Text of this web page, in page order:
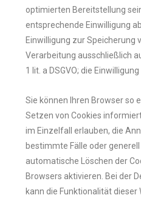
optimierten Bereitstellung
entsprechende Einwilligung
Einwilligung zur Speicherung
Verarbeitung ausschließlich
1 lit. a DSGVO; die
Sie können Ihren Browser so
Setzen von Cookies
im Einzelfall erlauben, die
bestimmte Fälle oder
automatische Löschen der
Browsers aktivieren. Bei der
kann die Funktionalität dieser